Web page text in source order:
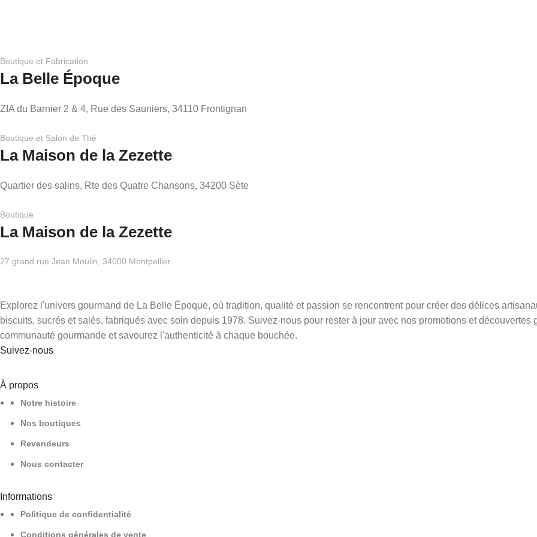
Boutique et Fabrication
La Belle Époque
ZIA du Barnier 2 & 4, Rue des Sauniers, 34110 Frontignan
Boutique et Salon de Thé
La Maison de la Zezette
Quartier des salins, Rte des Quatre Chansons, 34200 Sète
Boutique
La Maison de la Zezette
27 grand rue Jean Moulin, 34000 Montpellier
Explorez l'univers gourmand de La Belle Époque, où tradition, qualité et passion se rencontrent pour créer des délices
biscuits, sucrés et salés, fabriqués avec soin depuis 1978. Suivez-nous pour rester à jour avec nos promotions et découvertes
communauté gourmande et savourez l'authenticité à chaque bouchée.
Suivez-nous
À propos
Notre histoire
Nos boutiques
Revendeurs
Nous contacter
Informations
Politique de confidentialité
Conditions générales de vente